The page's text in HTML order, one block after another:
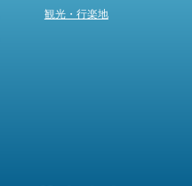
観光・行楽地